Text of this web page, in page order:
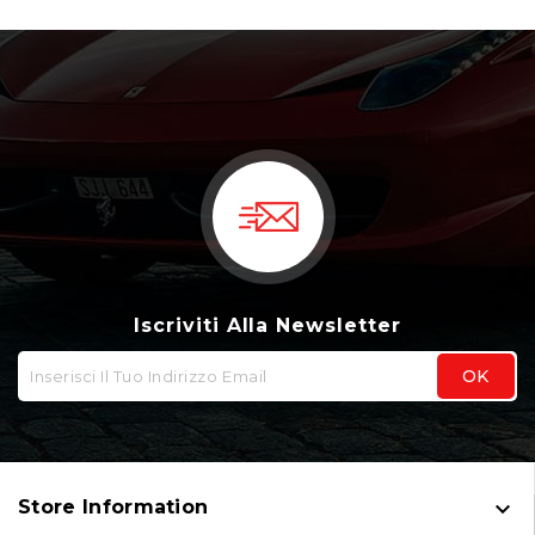
Iscriviti Alla Newsletter
Store Information 